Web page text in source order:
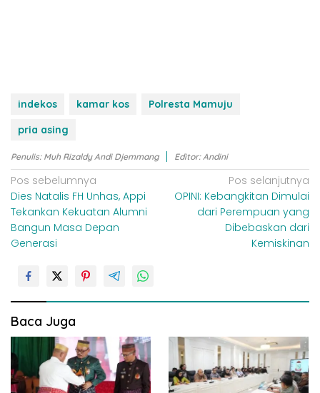
indekos kamar kos
Polresta Mamuju
pria asing
Penulis: Muh Rizaldy Andi Djemmang Editor: Andini
N
a
v
i
s
i
p
o
s
Pos sebelumnya
Dies Natalis FH Unhas, Appi
Tekankan Kekuatan Alumni
Bangun Masa Depan
Generasi
Pos selanjutnya
OPINI: Kebangkitan Dimulai
dari Perempuan yang
Dibebaskan dari
Kemiskinan
Baca Juga